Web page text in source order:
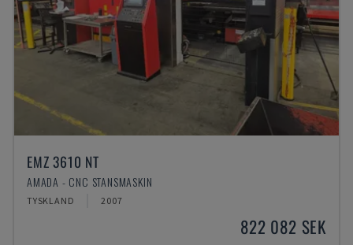
EMZ 3610 NT
AMADA - CNC STANSMASKIN
TYSKLAND 2007
822 082 SEK